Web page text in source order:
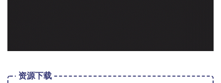
资源下载